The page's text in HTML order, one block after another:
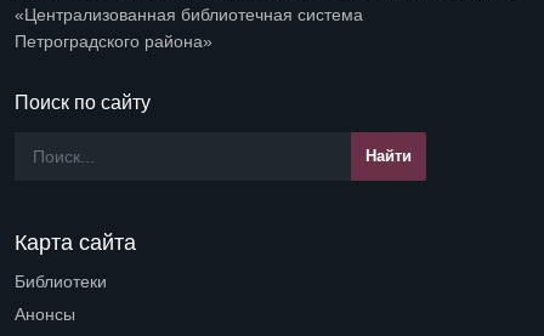
«Централизованная библиотечная система
Петроградского района»
Поиск по сайту
Карта сайта
Библиотеки
Анонсы